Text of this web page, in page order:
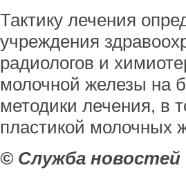
Тактику лечения
учреждения
радиологов и
молочной железы на
методики лечения, в
пластикой молочных
© Служба